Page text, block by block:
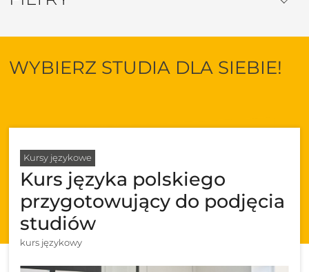
WYBIERZ STUDIA DLA SIEBIE!
Kursy językowe
Kurs języka polskiego
przygotowujący do podjęcia
studiów
kurs językowy